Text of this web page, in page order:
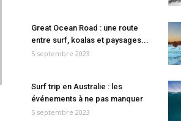
Great Ocean Road : une route
entre surf, koalas et paysages...
5 septembre 2023
Surf trip en Australie : les
événements à ne pas manquer
5 septembre 2023